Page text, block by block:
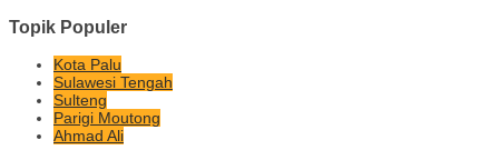
Topik Populer
Kota Palu
Sulawesi Tengah
Sulteng
Parigi Moutong
Ahmad Ali